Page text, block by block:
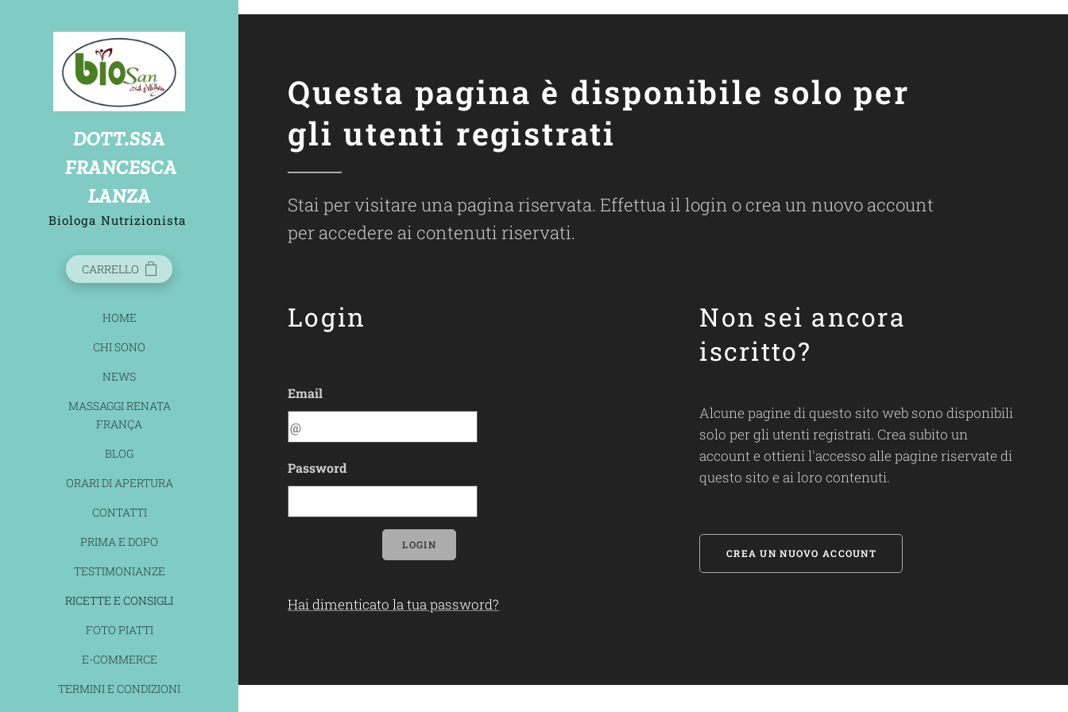
DOTT.SSA
FRANCESCA
LANZA
Biologa Nutrizionista
CARRELLO
HOME
CHI SONO
NEWS
MASSAGGI RENATA
FRANÇA
BLOG
ORARI DI APERTURA
CONTATTI
PRIMA E DOPO
TESTIMONIANZE
RICETTE E CONSIGLI
FOTO PIATTI
E-COMMERCE
TERMINI E CONDIZIONI
Questa pagina è disponibile solo per
gli utenti registrati
Stai per visitare una pagina riservata. Effettua il login o crea un nuovo account
per accedere ai contenuti riservati.
Login
Email
Password
LOGIN
Hai dimenticato la tua password?
Non sei ancora
iscritto?
Alcune pagine di questo sito web sono disponibili
solo per gli utenti registrati. Crea subito un
account e ottieni l'accesso alle pagine riservate di
questo sito e ai loro contenuti.
CREA UN NUOVO ACCOUNT